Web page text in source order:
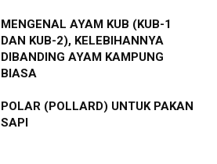
MENGENAL AYAM KUB (KUB-1
DAN KUB-2), KELEBIHANNYA
DIBANDING AYAM KAMPUNG
BIASA
POLAR (POLLARD) UNTUK PAKAN
SAPI